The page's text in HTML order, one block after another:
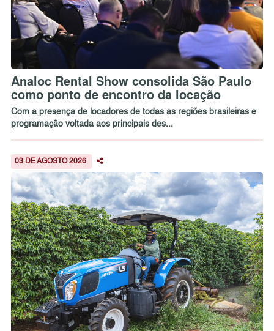
Analoc Rental Show consolida São Paulo
como ponto de encontro da locação
Com a presença de locadores de todas as regiões brasileiras e
programação voltada aos principais des...
03 DE AGOSTO 2026